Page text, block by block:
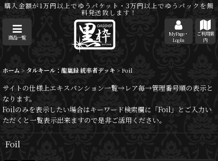
購入金額が1万円以上でゆうパケット・3万円以上でゆうパックを無
料発送致します！
商品一覧
MyPage・
Log-In
ご利用案
内
ホーム > タルキール：龍嵐録 統率者デッキ > Foil
サイトの仕様上エキスパンション一覧→レア毎→管理番号順の表示と
なります。
Foilのみを表示したい場合はキーワード検索欄に「Foil」とご入力い
ただくと一覧表示出来ますので是非ご活用ください。
Foil